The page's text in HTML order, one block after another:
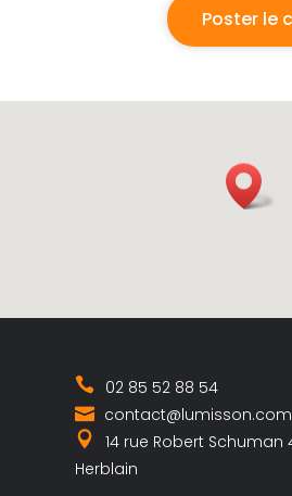
02 85 52 88 54
contact@lumisson.com
14 rue Robert Schuman
Herblain